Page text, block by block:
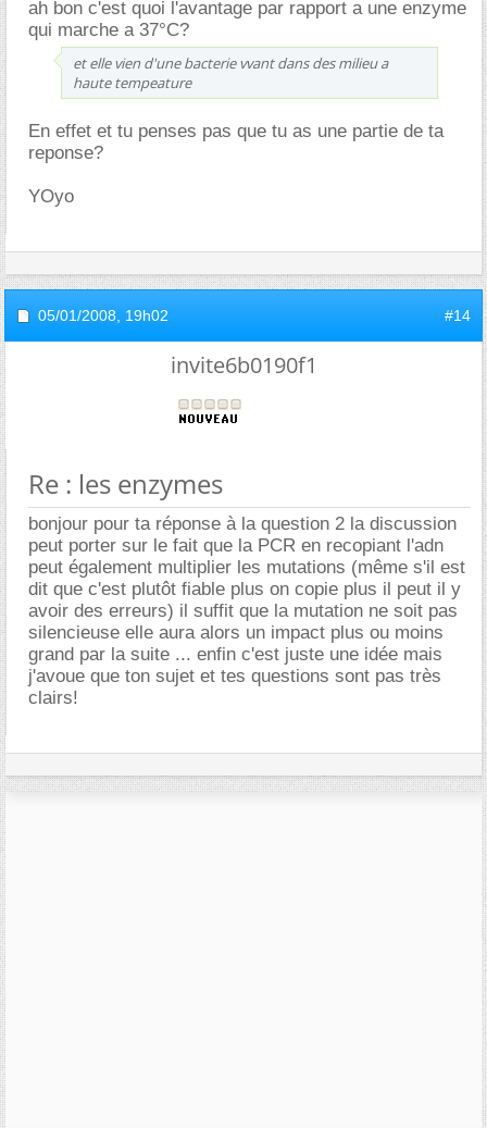
ah bon c'est quoi l'avantage par rapport a une enzyme
qui marche a 37°C?
et elle vien d'une bacterie vvant dans des milieu a
haute tempeature
En effet et tu penses pas que tu as une partie de ta
reponse?
YOyo
05/01/2008, 19h02 #14
invite6b0190f1
Re : les enzymes
bonjour pour ta réponse à la question 2 la discussion
peut porter sur le fait que la PCR en recopiant l'adn
peut également multiplier les mutations (même s'il est
dit que c'est plutôt fiable plus on copie plus il peut il y
avoir des erreurs) il suffit que la mutation ne soit pas
silencieuse elle aura alors un impact plus ou moins
grand par la suite ... enfin c'est juste une idée mais
j'avoue que ton sujet et tes questions sont pas très
clairs!